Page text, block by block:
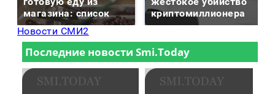
магазина: список
криптомиллионера
Новости СМИ2